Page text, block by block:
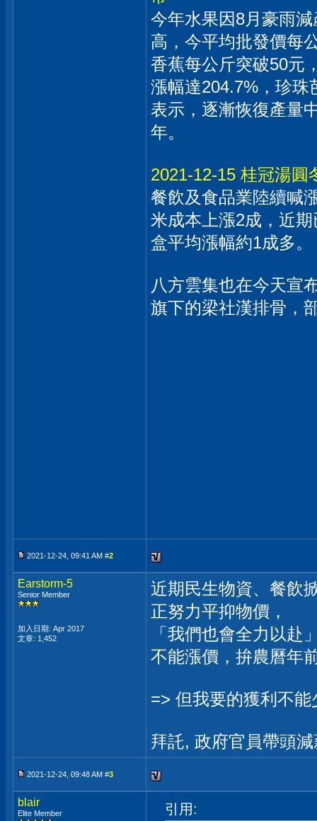
今年水果因8月豪雨
高，今平均批發價每
香蕉每公斤突破50元
漲幅達204.7%，珍珠
表示，逐漸恢復產量
年。
2021-12-15 桂冠湯
餐飲及食品業陸續喊
米成本上漲2成，近
盒平均漲幅約1成多。
八方雲集也在今天宣
旗下的梁社漢排骨，
2021-12-24, 09:41 AM #2
Earstorm-5
Senior Member
加入日期: Apr 2017
文章: 1,452
近期民生物資、餐飲
正努力平抑物價，
「我們也會全力以
不能漲價，拚農曆年
=> 但我要的獲利不
拜託, 政府官員帶頭
2021-12-24, 09:48 AM #3
blair
Elite Member 引用: